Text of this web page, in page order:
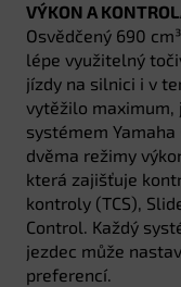
VÝKON A
Osvědčený 690
lépe využitelný
jízdy na silnici i v
vytěžilo maximum,
systémem
dvěma režimy
která zajišťuje
kontroly (TCS),
Control. Každý
jezdec může
preferencí.